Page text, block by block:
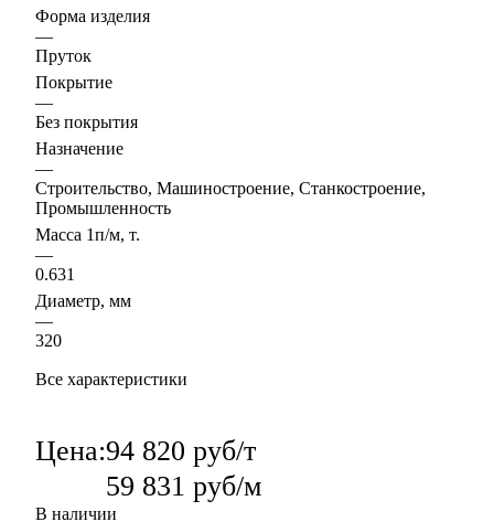
Форма изделия
—
Пруток
Покрытие
—
Без покрытия
Назначение
—
Строительство, Машиностроение, Станкостроение,
Промышленность
Масса 1п/м, т.
—
0.631
Диаметр, мм
—
320
Все характеристики
Цена:94 820 руб/т
59 831 руб/м
В наличии